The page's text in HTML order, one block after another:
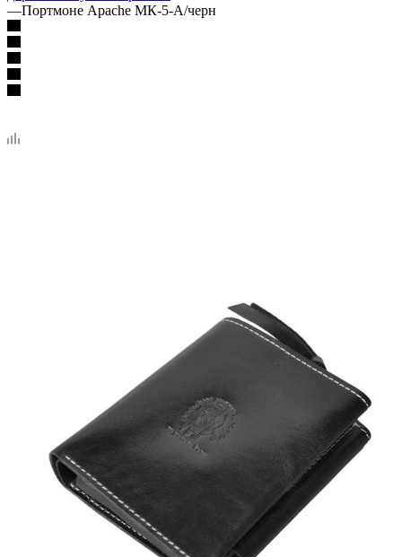
—Портмоне Apache МК-5-А/черн